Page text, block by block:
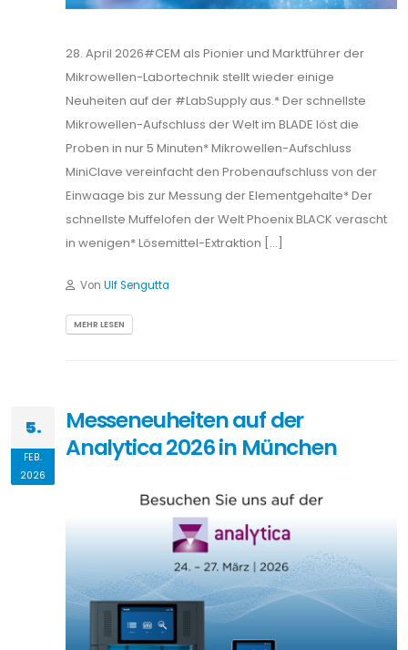
28. April 2026#CEM als Pionier und Marktführer der
Mikrowellen-Labortechnik stellt wieder einige
Neuheiten auf der #LabSupply aus.* Der schnellste
Mikrowellen-Aufschluss der Welt im BLADE löst die
Proben in nur 5 Minuten* Mikrowellen-Aufschluss
MiniClave vereinfacht den Probenaufschluss von der
Einwaage bis zur Messung der Elementgehalte* Der
schnellste Muffelofen der Welt Phoenix BLACK verascht
in wenigen* Lösemittel-Extraktion […]
Von Ulf Sengutta
MEHR LESEN
5.
FEB.
2026
Messeneuheiten auf der
Analytica 2026 in München